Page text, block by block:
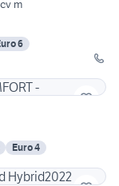
m
6
Euro 4